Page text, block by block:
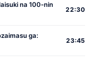
na 100-nin
22:30
ga:
23:45